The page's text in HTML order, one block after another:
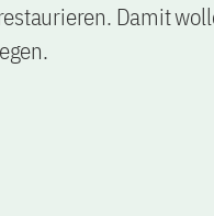
Damit